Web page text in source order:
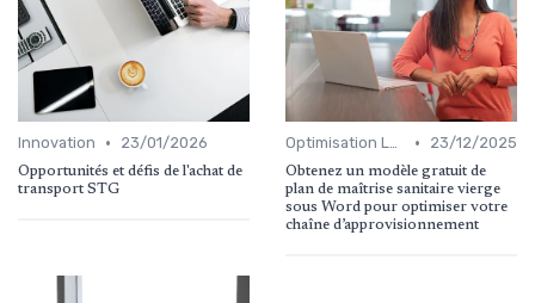
Innovation • 23/01/2026
Opportunités et défis de l'achat de
transport STG
Optimisation Logistique • 23/12/2025
Obtenez un modèle gratuit de
plan de maîtrise sanitaire vierge
sous Word pour optimiser votre
chaîne d’approvisionnement